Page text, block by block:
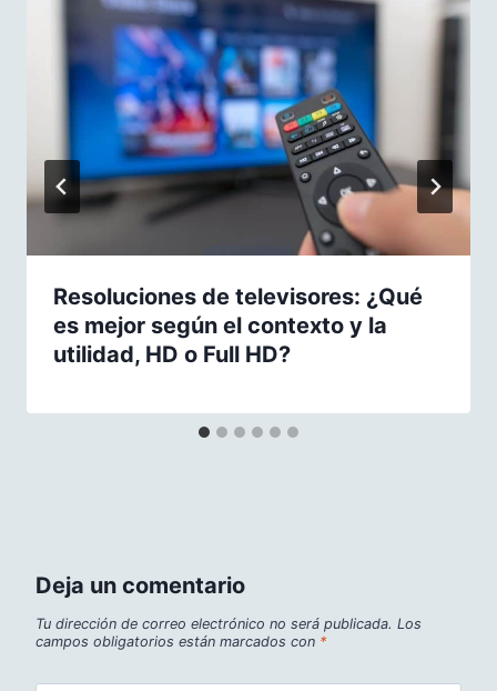
Resoluciones de televisores: ¿Qué
es mejor según el contexto y la
utilidad, HD o Full HD?
Deja un comentario
Tu dirección de correo electrónico no será publicada. Los
campos obligatorios están marcados con *